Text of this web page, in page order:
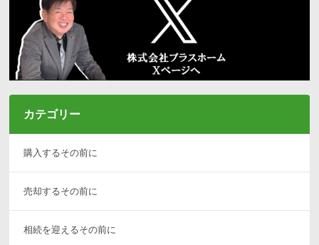
カテゴリー
購入するその前に
売却するその前に
相続を迎えるその前に